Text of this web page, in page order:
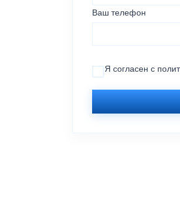
Ваш телефон
Я согласен с